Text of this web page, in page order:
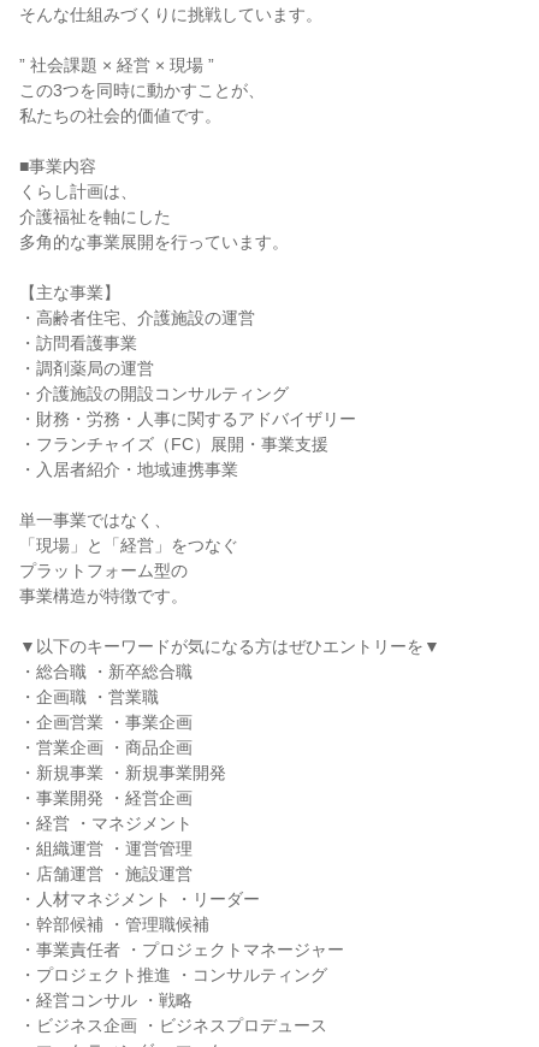
そんな仕組みづくりに挑戦しています。
” 社会課題 × 経営 × 現場 ”
この3つを同時に動かすことが、
私たちの社会的価値です。
■事業内容
くらし計画は、
介護福祉を軸にした
多角的な事業展開を行っています。
【主な事業】
・高齢者住宅、介護施設の運営
・訪問看護事業
・調剤薬局の運営
・介護施設の開設コンサルティング
・財務・労務・人事に関するアドバイザリー
・フランチャイズ（FC）展開・事業支援
・入居者紹介・地域連携事業
単一事業ではなく、
「現場」と「経営」をつなぐ
プラットフォーム型の
事業構造が特徴です。
▼以下のキーワードが気になる方はぜひエントリーを▼
・総合職 ・新卒総合職
・企画職 ・営業職
・企画営業 ・事業企画
・営業企画 ・商品企画
・新規事業 ・新規事業開発
・事業開発 ・経営企画
・経営 ・マネジメント
・組織運営 ・運営管理
・店舗運営 ・施設運営
・人材マネジメント ・リーダー
・幹部候補 ・管理職候補
・事業責任者 ・プロジェクトマネージャー
・プロジェクト推進 ・コンサルティング
・経営コンサル ・戦略
・ビジネス企画 ・ビジネスプロデュース